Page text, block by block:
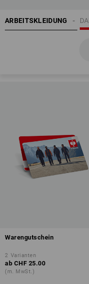
ARBEITSKLEIDUNG
Warengutschein
2 Varianten
ab CHF 25.00
(m. MwSt.)